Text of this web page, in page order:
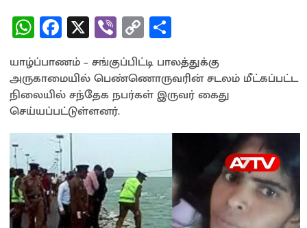
W
h
at
sA
p
p
Fa
ce
b
o
o
k
X Vi
b
er
C
o
py
Li
k
ar
e
யாழ்ப்பாணம் – சங்குப்பிட்டி பாலத்துக்கு
அருகாமையில் பெண்ணொருவரின் சடலம் மீட்கப்பட்ட
நிலையில் சந்தேக நபர்கள் இருவர் கைது
செய்யப்பட்டுள்ளனர்.